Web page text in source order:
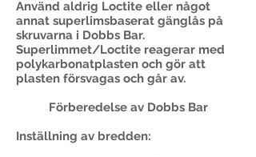
Använd aldrig Loctite eller något
annat superlimsbaserat gänglås på
skruvarna i Dobbs Bar.
Superlimmet/Loctite reagerar med
polykarbonatplasten och gör att
plasten försvagas och går av.
Förberedelse av Dobbs Bar
Inställning av bredden: